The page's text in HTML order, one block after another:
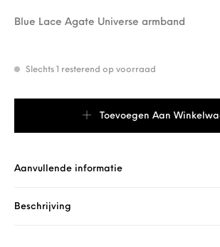
Blue Lace Agate Universe armband
Slechts 1 resterend op voorraad
Toevoegen Aan
Aanvullende informatie
Beschrijving